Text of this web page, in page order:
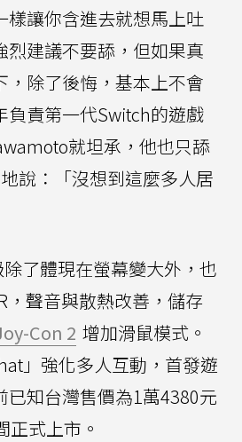
樣讓你含進去就想馬上吐
烈建議不要舔，但如果真
，除了後悔，基本上不會
負責第一代Switch的遊戲
就坦承，他也只舔
說：「沒想到這麼多人居
了體現在螢幕變大外，也
，聲音與散熱改善，儲存
Con 2 增加滑鼠模式。
」強化多人互動，首發遊
已知台灣售價為1萬4380元
正式上市。